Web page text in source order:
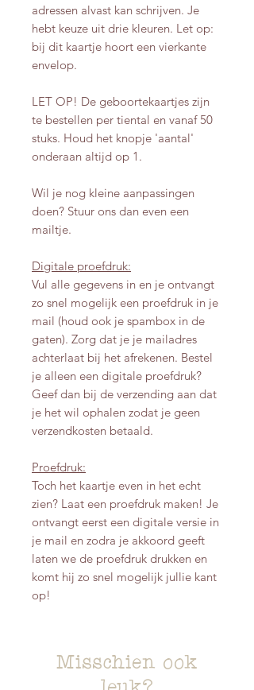
adressen alvast kan schrijven. Je
hebt keuze uit drie kleuren. Let op:
bij dit kaartje hoort een vierkante
envelop.
LET OP! De geboortekaartjes zijn
te bestellen per tiental en vanaf 50
stuks. Houd het knopje 'aantal'
onderaan altijd op 1.
Wil je nog kleine aanpassingen
doen? Stuur ons dan even een
mailtje.
Digitale proefdruk:
Vul alle gegevens in en je ontvangt
zo snel mogelijk een proefdruk in je
mail (houd ook je spambox in de
gaten). Zorg dat je je mailadres
achterlaat bij het afrekenen. Bestel
je alleen een digitale proefdruk?
Geef dan bij de verzending aan dat
je het wil ophalen zodat je geen
verzendkosten betaald.
Proefdruk:
Toch het kaartje even in het echt
zien? Laat een proefdruk maken! Je
ontvangt eerst een digitale versie in
je mail en zodra je akkoord geeft
laten we de proefdruk drukken en
komt hij zo snel mogelijk jullie kant
op!
Misschien ook